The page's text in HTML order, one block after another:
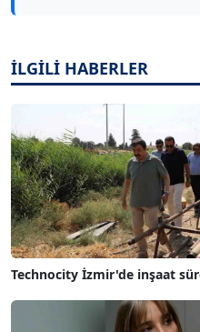
İLGİLİ HABERLER
Technocity İzmir'de inşaat